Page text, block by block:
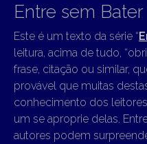
Entre sem Bater
Este é um texto da série “
leitura, acima de tudo,
frase, citação ou similar,
provável que muitas
conhecimento dos
um se aproprie delas.
autores podem